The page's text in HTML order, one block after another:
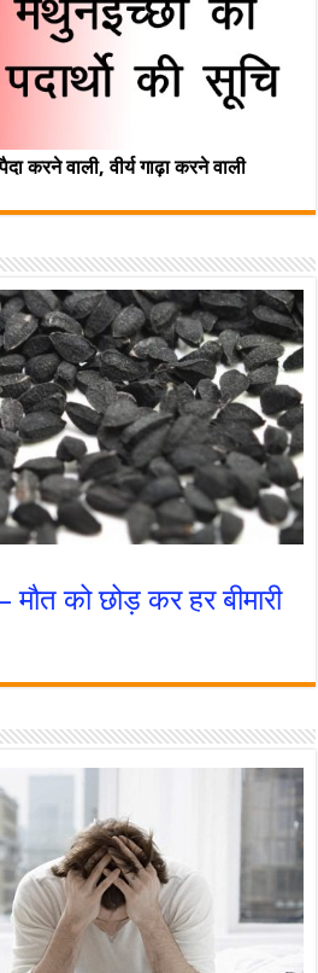
करने वाली, वीर्य गाढ़ा करने वाली
को छोड़ कर हर बीमारी